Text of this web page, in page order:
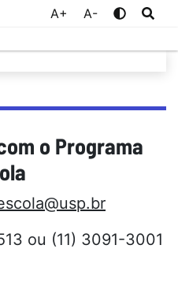
A+ A-
o Programa
ou (11) 3091-3001